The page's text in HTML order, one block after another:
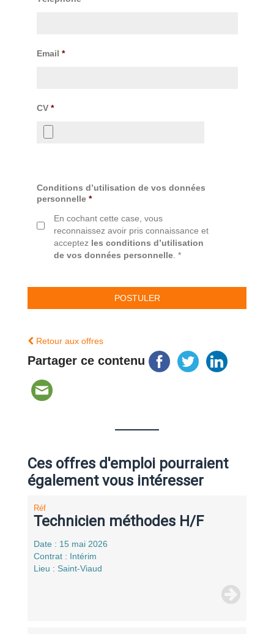
Email *
CV *
Conditions d’utilisation de vos données
personnelle *
En cochant cette case, vous
reconnaissez avoir pris connaissance et
acceptez les conditions d’utilisation
de vos données personnelle . *
Retour aux offres
Partager ce contenu
Ces offres d'emploi pourraient
également vous intéresser
Réf
Technicien méthodes H/F
Date : 15 mai 2026
Contrat : Intérim
Lieu : Saint-Viaud